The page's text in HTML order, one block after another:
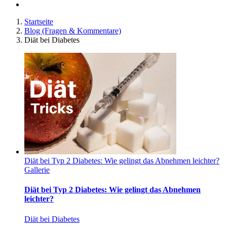
Startseite
Blog (Fragen & Kommentare)
Diät bei Diabetes
Diät bei Typ 2 Diabetes: Wie gelingt das Abnehmen leichter?
Gallerie
Diät bei Typ 2 Diabetes: Wie gelingt das Abnehmen
leichter?
Diät bei Diabetes